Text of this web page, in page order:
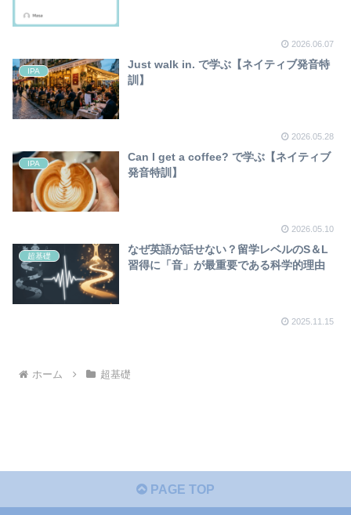
2026.06.07
IPA
Just walk in. で学ぶ【ネイティブ発音特
訓】
2026.05.28
IPA
Can I get a coffee? で学ぶ【ネイティブ
発音特訓】
2026.05.10
超基礎
なぜ英語が話せない？留学レベルのS＆L
習得に「音」が最重要である科学的理由
2025.11.15
ホーム 超基礎
PAGE TOP